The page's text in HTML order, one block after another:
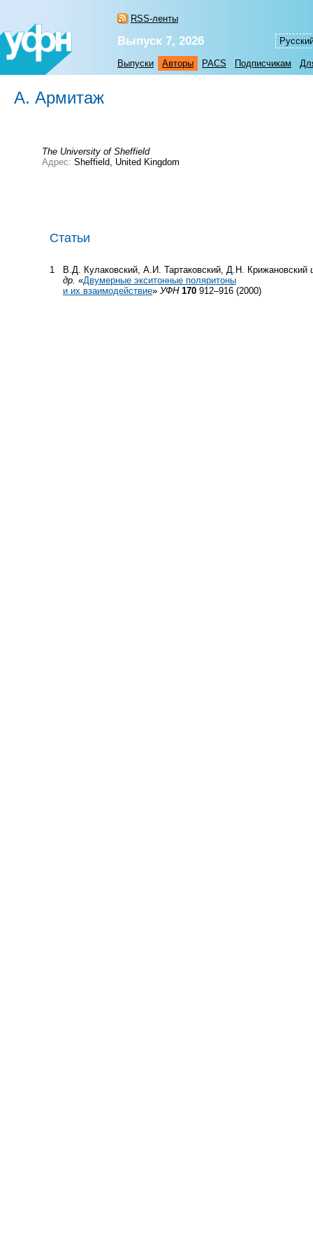
RSS-ленты
Выпуск 7, 2026
Выпуски Авторы PACS Подписчикам
А. Армитаж
The University of Sheffield
Адрес: Sheffield, United Kingdom
Статьи
1 В.Д. Кулаковский, А.И. Тартаковский, Д.Н. Крижановский
др. «Двумерные экситонные поляритоны
и их взаимодействие» УФН 170 912–916 (2000)